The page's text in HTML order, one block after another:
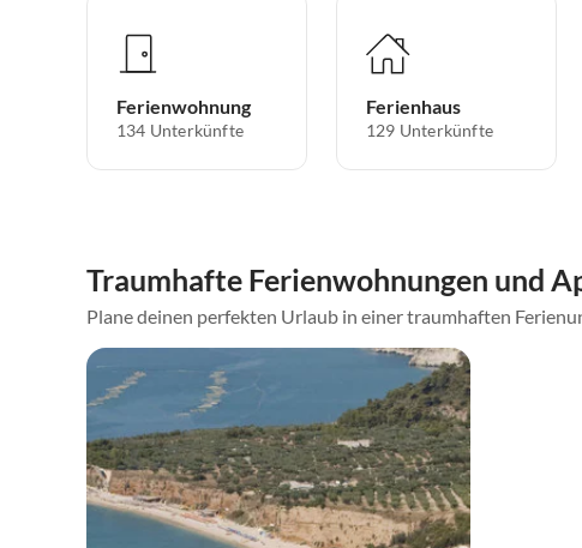
Ferienwohnung
134 Unterkünfte
Ferienhaus
129 Unterkünfte
Traumhafte Ferienwohnungen und
Plane deinen perfekten Urlaub in einer traumhaften